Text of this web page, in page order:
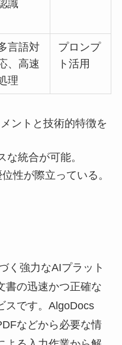
識
言語対
、高速
理
プロンプ
ト活用
ントと技術的特徴を
統合が可能。
性が際立っている。
く強力なAIプラット
書の迅速かつ正確な
スです。AlgoDocs
などから必要な情